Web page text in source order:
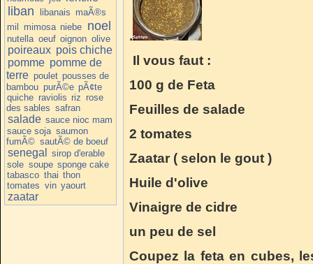
liban libanais maÃ®s
mil mimosa niebe noel
nutella oeuf oignon olive
poireaux pois chiche
pomme pomme de
terre poulet pousses de
bambou purÃ©e pÃ¢te
quiche raviolis riz rose
des sables safran
salade sauce nioc mam
sauce soja saumon
fumÃ© sautÃ© de boeuf
senegal
sirop d'erable
sole soupe sponge cake
tabasco thai thon
tomates vin yaourt
zaatar
.
Il vous faut :
100 g de Feta
Feuilles de salade
2 tomates
Zaatar ( selon le gout )
Huile d'olive
Vinaigre de cidre
un peu de sel
Coupez la feta en cubes,